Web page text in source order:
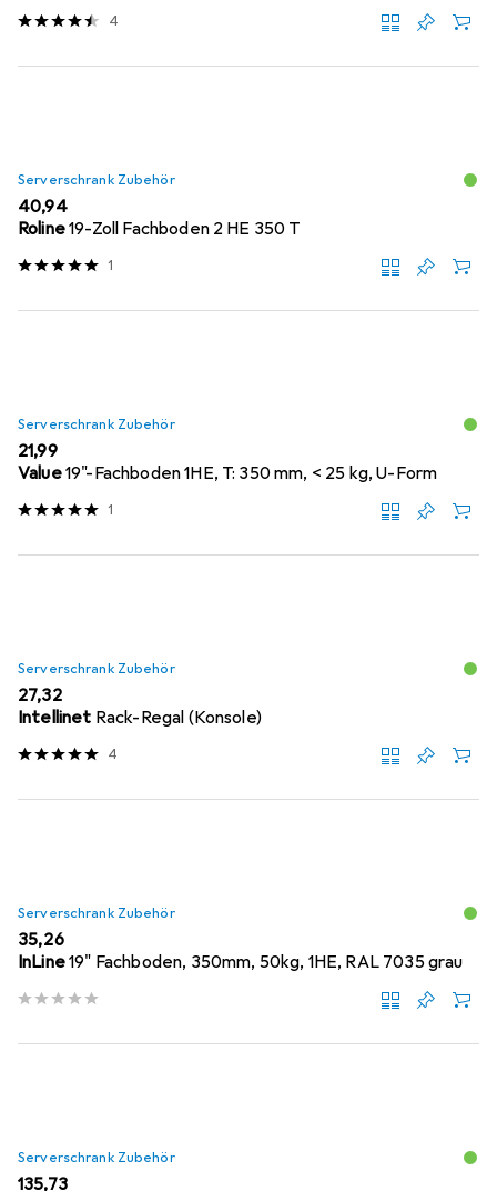
4
Serverschrank Zubehör
EUR
40,94
Roline19-Zoll Fachboden 2 HE 350 T
1
Serverschrank Zubehör
EUR
21,99
Value19"-Fachboden 1HE, T: 350 mm, < 25 kg, U-Form
1
Serverschrank Zubehör
EUR
27,32
Intellinet Rack-Regal (Konsole)
4
Serverschrank Zubehör
EUR
35,26
InLine19" Fachboden, 350mm, 50kg, 1HE, RAL 7035 grau
Serverschrank Zubehör
EUR
135,73